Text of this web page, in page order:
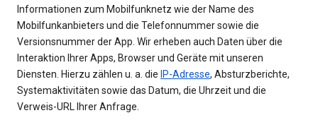
Informationen zum Mobilfunknetz wie der Name des
Mobilfunkanbieters und die Telefonnummer sowie die
Versionsnummer der App. Wir erheben auch Daten über die
Interaktion Ihrer Apps, Browser und Geräte mit unseren
Diensten. Hierzu zählen u. a. die IP-Adresse, Absturzberichte,
Systemaktivitäten sowie das Datum, die Uhrzeit und die
Verweis-URL Ihrer Anfrage.